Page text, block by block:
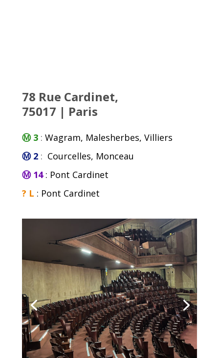
78 Rue Cardinet,
75017 | Paris
Ⓜ 3: Wagram, Malesherbes, Villiers
Ⓜ 2: Courcelles, Monceau
Ⓜ 14 : Pont Cardinet
? L : Pont Cardinet